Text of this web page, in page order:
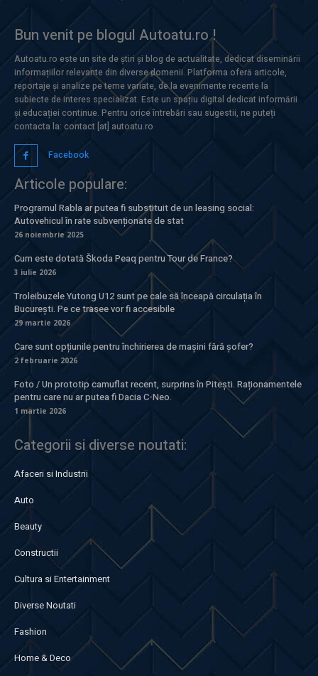
Bun venit pe blogul Autoatu.ro !
Autoatu.ro este un site de știri și blog de actualitate, dedicat diseminării
informațiilor relevante din diverse domenii. Platforma oferă articole,
reportaje și analize pe teme variate, de la evenimente recente la
subiecte de interes specializat. Este un spațiu digital dedicat informării
și educației continue. Pentru orice întrebări sau sugestii, ne puteți
contacta la: contact [at] autoatu.ro
Facebook
Articole populare:
Programul Rabla ar putea fi substituit de un leasing social:
Autovehicul în rate subvenționate de stat
26 noiembrie 2025
Cum este dotată Škoda Peaq pentru Tour de France?
3 iulie 2026
Troleibuzele Yutong U12 sunt pe cale să înceapă circulația în
București. Pe ce trasee vor fi accesibile
29 martie 2026
Care sunt opțiunile pentru închirierea de mașini fără șofer?
2 februarie 2026
Foto / Un prototip camuflat recent, surprins în Pitești. Raționamentele
pentru care nu ar putea fi Dacia C-Neo.
1 martie 2026
Categorii si diverse noutati:
Afaceri si Industrii
Auto
Beauty
Constructii
Cultura si Entertainment
Diverse Noutati
Fashion
Home & Deco